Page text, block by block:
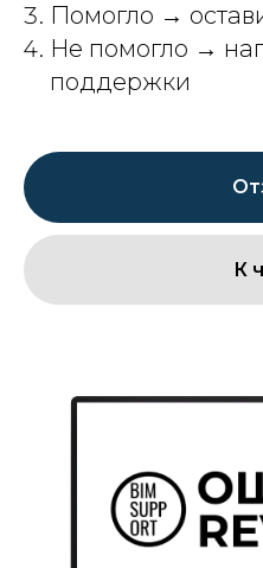
Помогло →
Не помогло →
поддержки
К